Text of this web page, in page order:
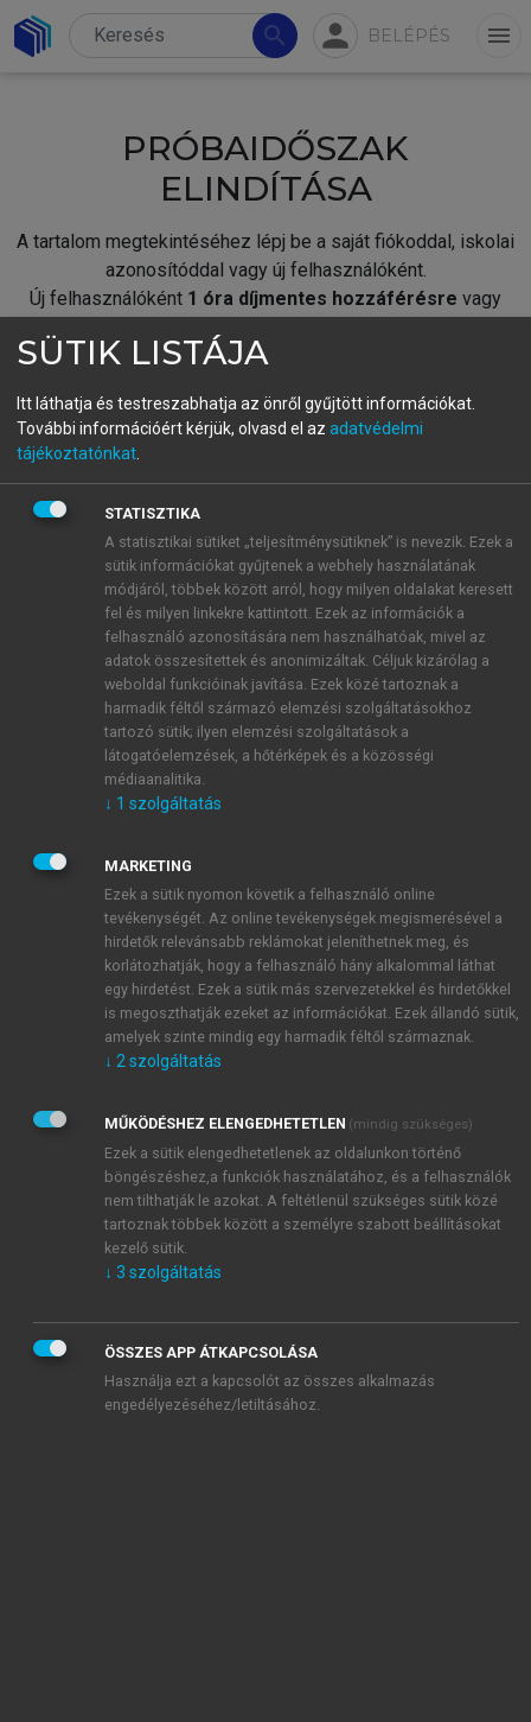
search person BELÉPÉS menu
PRÓBAIDŐSZAK
ELINDÍTÁSA
A tartalom megtekintéséhez lépj be a saját fiókoddal, iskolai
azonosítóddal vagy új felhasználóként.
Új felhasználóként 1 óra díjmentes hozzáférésre vagy
fiókoddal,vagy hozz létre új fiókot.
A regisztráció után apróbaidőszakautomatikusan
BELÉPÉS SAJÁT FIÓKKAL
ÚJ FIÓK LÉTREHOZÁSA
1 óra díjmentes hozzáférés
E-MAIL-CÍM
JELSZÓ
JELSZÓ ÚJRA
Kérek értesítést a MeRSZ újdonságairól, akcióiról.
Kérek értesítést az Akadémiai Kiadó Zrt. újdonságairól,
Adatkezelési tájékoztatóbanfoglaltakat tudomásul
veszem és elfogadom.
Általános vásárlási feltételeket, valamint a szotar.netés a
mersz.huoldalak licencszerződéseiben foglaltakat
tudomásul veszem és elfogadom.
KIPRÓBÁLOM
SÜTIK LISTÁJA
Itt láthatja és testreszabhatja az önről gyűjtött információkat.
További információért kérjük, olvasd el az adatvédelmi
tájékoztatónkat
STATISZTIKA
A statisztikai sütiket „teljesítménysütiknek” is nevezik. Ezek a
sütik információkat gyűjtenek a webhely használatának
módjáról, többek között arról, hogy milyen oldalakat keresett
fel és milyen linkekre kattintott. Ezek az információk a
felhasználó azonosítására nem használhatóak, mivel az
adatok összesítettek és anonimizáltak. Céljuk kizárólag a
weboldal funkcióinak javítása. Ezek közé tartoznak a
harmadik féltől származó elemzési szolgáltatásokhoz
tartozó sütik; ilyen elemzési szolgáltatások a
látogatóelemzések, a hőtérképek és a közösségi
médiaanalitika.
↓ 1 szolgáltatás
MARKETING
Ezek a sütik nyomon követik a felhasználó online
tevékenységét. Az online tevékenységek megismerésével a
hirdetők relevánsabb reklámokat jeleníthetnek meg, és
korlátozhatják, hogy a felhasználó hány alkalommal láthat
egy hirdetést. Ezek a sütik más szervezetekkel és hirdetőkkel
is megoszthatják ezeket az információkat. Ezek állandó sütik,
amelyek szinte mindig egy harmadik féltől származnak.
↓ 2 szolgáltatás
MŰKÖDÉSHEZ ELENGEDHETETLEN (mindig szükséges)
Ezek a sütik elengedhetetlenek az oldalunkon történő
böngészéshez,a funkciók használatához, és a felhasználók
nem tilthatják le azokat. A feltétlenül szükséges sütik közé
tartoznak többek között a személyre szabott beállításokat
kezelő sütik.
↓ 3 szolgáltatás
ÖSSZES APP ÁTKAPCSOLÁSA
Használja ezt a kapcsolót az összes alkalmazás
engedélyezéséhez/letiltásához.